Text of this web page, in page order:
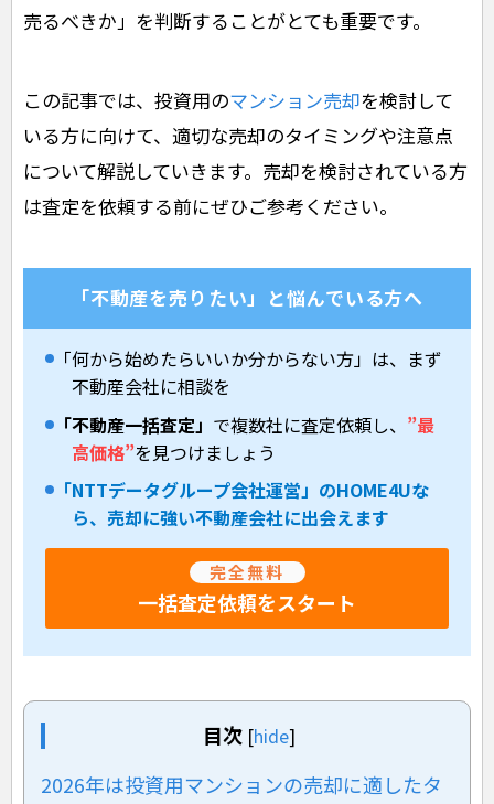
売るべきか」を判断することがとても重要です。
この記事では、投資用のマンション売却を検討して
いる方に向けて、適切な売却のタイミングや注意点
について解説していきます。売却を検討されている方
は査定を依頼する前にぜひご参考ください。
「不動産を売りたい」と悩んでいる方へ
「何から始めたらいいか分からない方」は、まず
不動産会社に相談を
「不動産一括査定」 で複数社に査定依頼し、 ”最
高価格”を見つけましょう
「NTTデータグループ会社運営」のHOME4Uな
ら、売却に強い不動産会社に出会えます
完全無料
一括査定依頼をスタート
目次 [hide]
2026年は投資用マンションの売却に適したタ